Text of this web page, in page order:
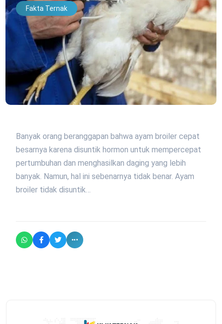
Fakta Ternak
Banyak orang beranggapan bahwa ayam broiler cepat
besarnya karena disuntik hormon untuk mempercepat
pertumbuhan dan menghasilkan daging yang lebih
banyak. Namun, hal ini sebenarnya tidak benar. Ayam
broiler tidak disuntik…